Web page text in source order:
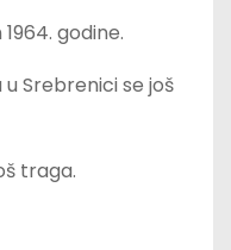
godine.
Srebrenici se još
traga.